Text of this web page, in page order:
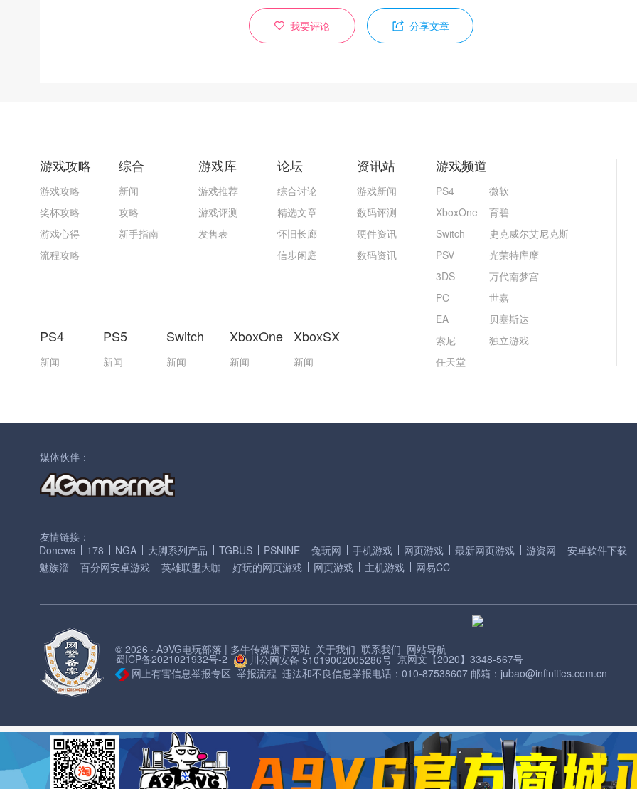
我要评论 分享文章
游戏攻略
游戏攻略
奖杯攻略
游戏心得
流程攻略
综合
新闻
攻略
新手指南
游戏库
游戏推荐
游戏评测
发售表
论坛
综合讨论
精选文章
怀旧长廊
信步闲庭
PS4
新闻
PS5
新闻
Switch
新闻
XboxOne
新闻
XboxSX
新闻
资讯站
游戏新闻
数码评测
硬件资讯
数码资讯
游戏频道
PS4
XboxOne
Switch
PSV
3DS
PC
EA
索尼
任天堂
微软
育碧
史克威尔艾尼克斯
光荣特库摩
万代南梦宫
世嘉
贝塞斯达
独立游戏
媒体伙伴：
友情链接：
Donews
178 NGA 大脚系列产品 TGBUS PSNINE 兔玩网 手机游戏 网页游戏 最新网页游戏 游资网
安卓软件下载
魅族溜
百分网安卓游戏 英雄联盟大咖 好玩的网页游戏 网页游戏 主机游戏 网易CC
© 2026 · A9VG电玩部落 | 多牛传媒旗下网站 关于我们 联系我们 网站导航
蜀ICP备2021021932号-2 川公网安备 51019002005286号 京网文【2020】3348-567号
网上有害信息举报专区 举报流程 违法和不良信息举报电话：010-87538607 邮箱：jubao@infinities.com.cn